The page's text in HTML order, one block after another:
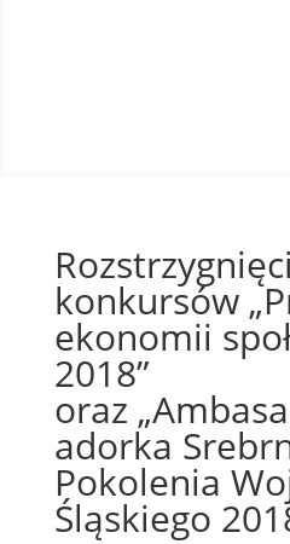
konkursów
ekonomii
2018”
oraz
adorka
Pokolenia
Śląskiego